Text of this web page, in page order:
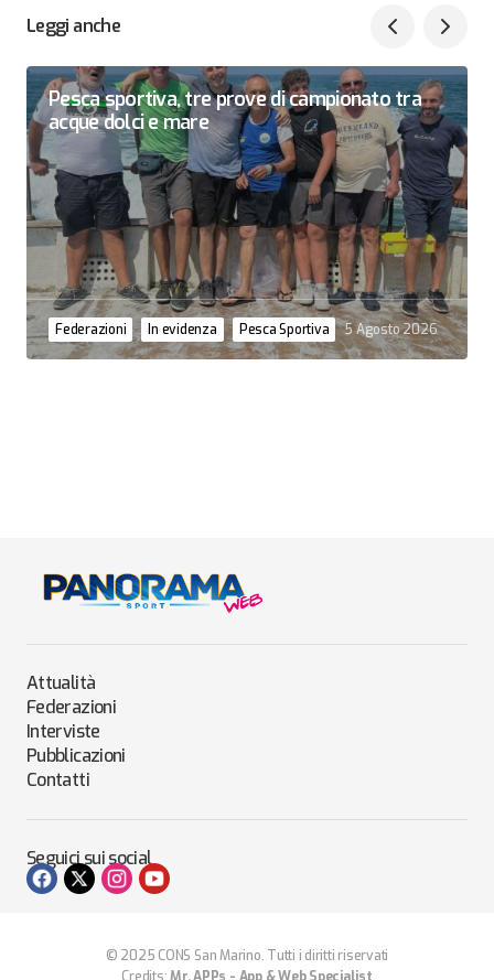
Leggi anche
Pesca sportiva, tre prove di campionato tra
acque dolci e mare
Federazioni In evidenza Pesca Sportiva 5 Agosto 2026
Attualità
Federazioni
Interviste
Pubblicazioni
Contatti
Seguici sui social
© 2025 CONS San Marino. Tutti i diritti riservati